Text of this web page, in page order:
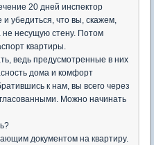
20 дней инспектор
убедиться, что вы, скажем,
не несущую стену. Потом
квартиры.
ведь предусмотренные в них
дома и комфорт
к нам, вы всего через
Можно начинать
документом на квартиру.